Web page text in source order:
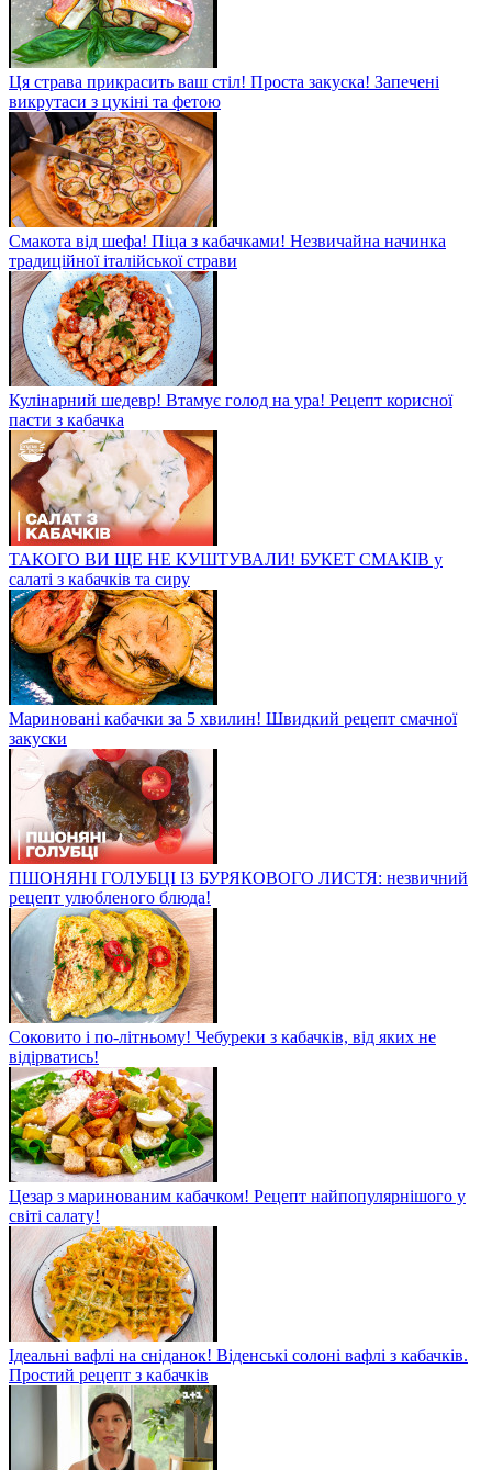
Ця страва прикрасить ваш стіл! Проста закуска! Запечені
викрутаси з цукіні та фетою
Смакота від шефа! Піца з кабачками! Незвичайна начинка
традиційної італійської страви
Кулінарний шедевр! Втамує голод на ура! Рецепт корисної
пасти з кабачка
ТАКОГО ВИ ЩЕ НЕ КУШТУВАЛИ! БУКЕТ СМАКІВ у
салаті з кабачків та сиру
Мариновані кабачки за 5 хвилин! Швидкий рецепт смачної
закуски
ПШОНЯНІ ГОЛУБЦІ ІЗ БУРЯКОВОГО ЛИСТЯ: незвичний
рецепт улюбленого блюда!
Соковито і по-літньому! Чебуреки з кабачків, від яких не
відірватись!
Цезар з маринованим кабачком! Рецепт найпопулярнішого у
світі салату!
Ідеальні вафлі на сніданок! Віденські солоні вафлі з кабачків.
Простий рецепт з кабачків